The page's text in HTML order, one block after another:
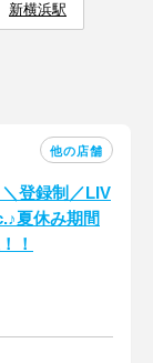
新横浜駅
他の店舗
＼登録制／LIV
夏休み期間
！